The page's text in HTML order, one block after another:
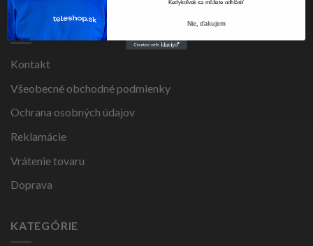
PRE ZÁKAZNÍKOV
Kontakt
Všeobecné obchodné podmienky
Ochrana osobných údajov
Reklamácie
Vrátenie tovaru
Doprava
KATEGÓRIE
Kedykoľvek sa môžete odhlásiť
Nie, ďakujem